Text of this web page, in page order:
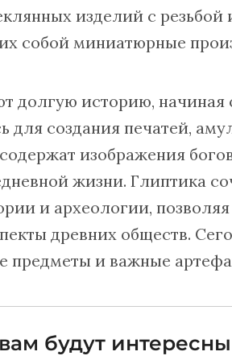
изделий с резьбой
собой миниатюрные
долгую историю, начиная
для создания печатей,
изображения
жизни. Глиптика
и археологии,
древних обществ.
предметы и важные
будут интересны